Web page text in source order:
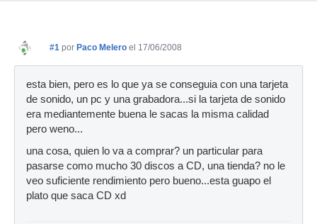
#1 por Paco Melero el 17/06/2008
esta bien, pero es lo que ya se conseguia con una tarjeta
de sonido, un pc y una grabadora...si la tarjeta de sonido
era mediantemente buena le sacas la misma calidad
pero weno...
una cosa, quien lo va a comprar? un particular para
pasarse como mucho 30 discos a CD, una tienda? no le
veo suficiente rendimiento pero bueno...esta guapo el
plato que saca CD xd